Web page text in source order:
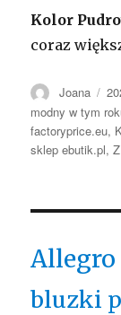
Kolor
coraz
Autor
Joana
modny w tym
factoryprice.eu,
sklep ebutik.pl,
Allegro
bluzki